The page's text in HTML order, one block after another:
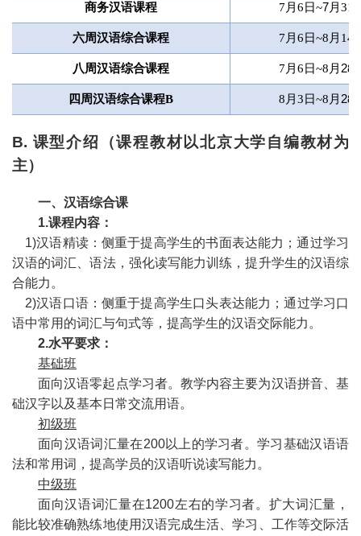
商务汉语课程 7月6日~7月31
六周汉语综合课程 7月6日~8月14
八周汉语综合课程 7月6日~8月 28
四周汉语综合课程B 8月3日~8月 28
B. 课型介绍（课程教材以北京大学自编教材为
主）
一、汉语综合课
1.课程内容：
1)汉语精读：侧重于提高学生的书面表达能力；通过学习
汉语的词汇、语法，强化读写能力训练，提升学生的汉语综
合能力。
2)汉语口语：侧重于提高学生口头表达能力；通过学习口
语中常用的词汇与句式等，提高学生的汉语交际能力。
2.水平要求：
基础班
面向汉语零起点学习者。教学内容主要为汉语拼音、基
础汉字以及基本日常交流用语。
初级班
面向汉语词汇量在200以上的学习者。学习基础汉语语
法和常用词，提高学员的汉语听说读写能力。
中级班
面向汉语词汇量在1200左右的学习者。扩大词汇量，
能比较准确熟练地使用汉语完成生活、学习、工作等交际活